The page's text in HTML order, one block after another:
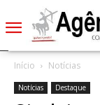
Início Notícias
Notícias Destaque